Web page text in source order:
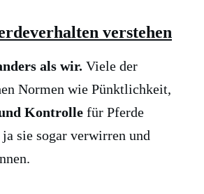
verstehen
als wir. Viele der
Normen wie Pünktlichkeit,
Kontrolle für Pferde
sie sogar verwirren und